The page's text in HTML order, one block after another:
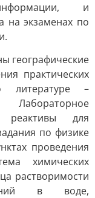
и
на экзаменах по
географические
практических
–
реактивы для
по физике
проведения
химических
растворимости
в воде,